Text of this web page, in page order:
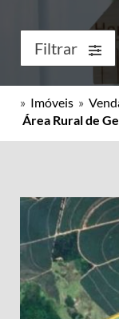
Filtrar
» Imóveis »
Área Rural de